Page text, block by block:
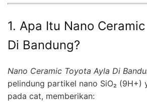
1. Apa Itu Nano
Di Bandung?
Nano Ceramic Toyota Ayla Di
pelindung partikel nano SiO₂ (9H+)
pada cat, memberikan: